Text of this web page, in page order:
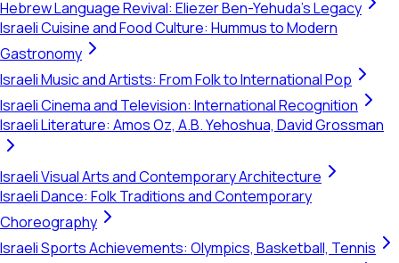
Hebrew Language Revival: Eliezer Ben-Yehuda's Legacy
Israeli Cuisine and Food Culture: Hummus to Modern
Gastronomy
Israeli Music and Artists: From Folk to International Pop
Israeli Cinema and Television: International Recognition
Israeli Literature: Amos Oz, A.B. Yehoshua, David Grossman
Israeli Visual Arts and Contemporary Architecture
Israeli Dance: Folk Traditions and Contemporary
Choreography
Israeli Sports Achievements: Olympics, Basketball, Tennis